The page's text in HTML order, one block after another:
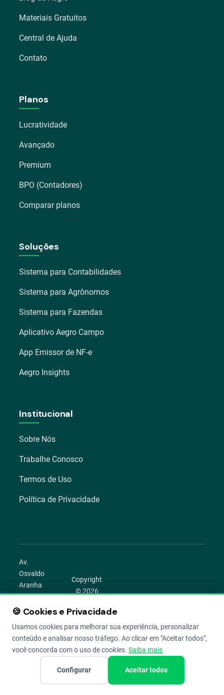
Materiais Gratuitos
Central de Ajuda
Contato
Planos
Lucratividade
Avançado
Premium
BPO (Contadores)
Comparar planos
Soluções
Sistema para Contabilidades
Sistema para Agrônomos
Sistema para Fazendas
Aplicativo Aegro Campo
App Emissor de NF-e
Aegro Insights
Institucional
Sobre Nós
Trabalhe Conosco
Termos de Uso
Política de Privacidade
Av.
Osvaldo
Aranha
1022 –
Bom
Porto
Alegre –
RS
Copyright
© 2026
Todos os
direitos
reservados.
🍪 Cookies e Privacidade
Usamos cookies para melhorar sua experiência, personalizar
conteúdo e analisar nosso tráfego. Ao clicar em "Aceitar todos",
você concorda com o uso de cookies. Saiba mais
Configurar Aceitar todos